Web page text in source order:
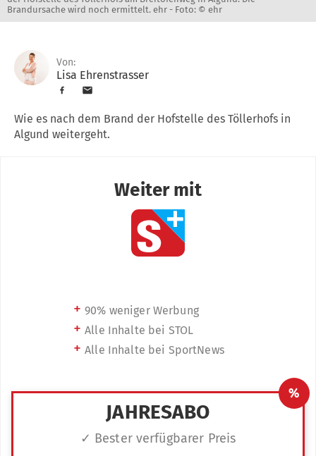
Brandursache wird noch ermittelt. ehr - Foto: © ehr
Von:
Lisa Ehrenstrasser
Wie es nach dem Brand der Hofstelle des Töllerhofs in
Algund weitergeht.